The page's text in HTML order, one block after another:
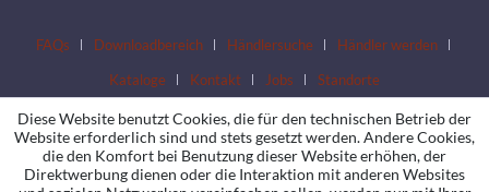
FAQs Downloadbereich Händlersuche
Händler werden
Kataloge
Kontakt Jobs Standorte
Diese Website benutzt Cookies, die für den technischen Betrieb der
Website erforderlich sind und stets gesetzt werden. Andere Cookies,
die den Komfort bei Benutzung dieser Website erhöhen, der
Direktwerbung dienen oder die Interaktion mit anderen Websites